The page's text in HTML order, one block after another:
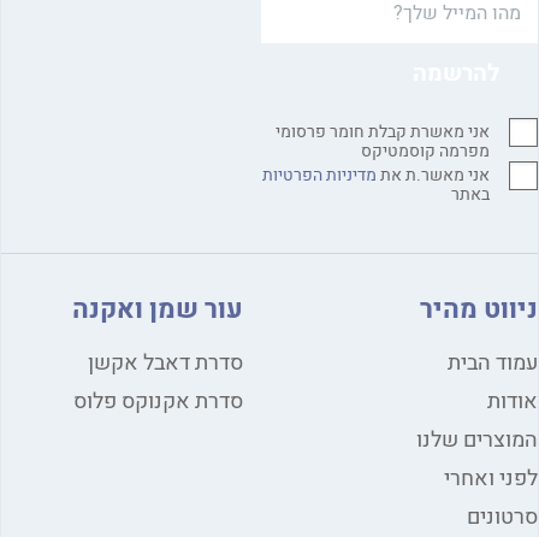
אני מאשרת קבלת חומר פרסומי
מפרמה קוסמטיקס
אני מאשר.ת אתמדיניות הפרטיות
באתר
ניווט מהיר
עמוד הבית
אודות
המוצרים שלנו
לפני ואחרי
סרטונים
עור שמן ואקנה
סדרת דאבל אקשן
סדרת אקנוקס פלוס